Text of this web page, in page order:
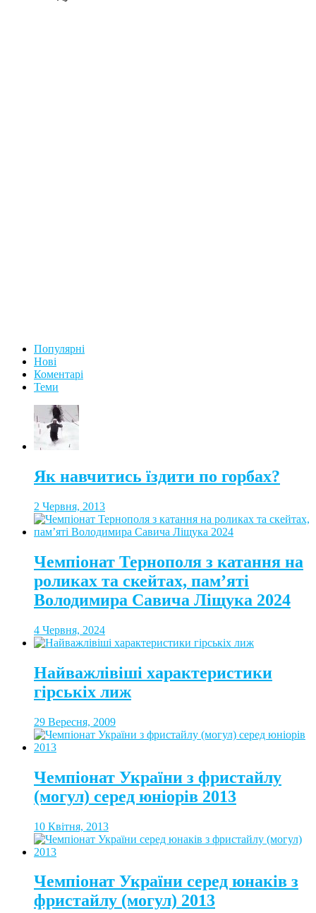
Популярні
Нові
Коментарі
Теми
Як навчитись їздити по горбах?
2 Червня, 2013
Чемпіонат Тернополя з катання на
роликах та скейтах, пам’яті
Володимира Савича Ліщука 2024
4 Червня, 2024
Найважлівіші характеристики
гірськіх лиж
29 Вересня, 2009
Чемпіонат України з фристайлу
(могул) серед юніорів 2013
10 Квітня, 2013
Чемпіонат України серед юнаків з
фристайлу (могул) 2013